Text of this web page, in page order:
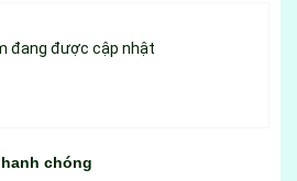
đang được cập nhật
chóng